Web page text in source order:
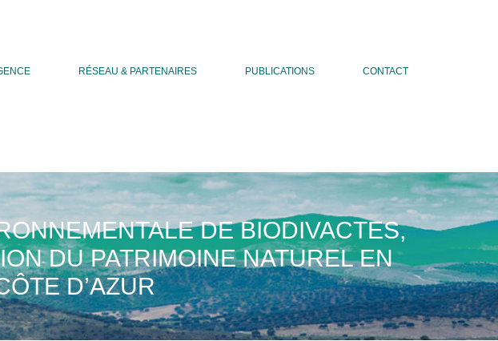
RÉSEAU & PARTENAIRES PUBLICATIONS CONTACT
DE BIODIVACTES,
DU PATRIMOINE NATUREL EN
D’AZUR